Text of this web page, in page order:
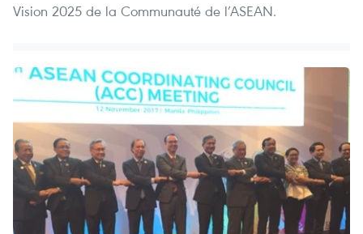
Vision 2025 de la Communauté de l’ASEAN.